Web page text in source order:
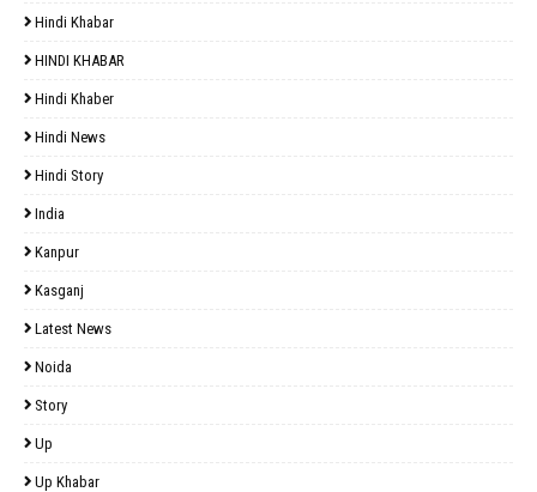
Hindi Khabar
HINDI KHABAR
Hindi Khaber
Hindi News
Hindi Story
India
Kanpur
Kasganj
Latest News
Noida
Story
Up
Up Khabar